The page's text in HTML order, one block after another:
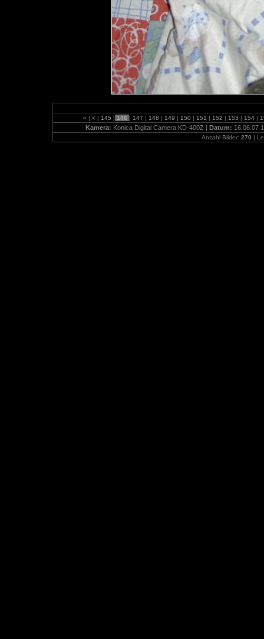
« | < | 145 | 146 | 147 | 148 | 149 | 150 | 151 | 152 | 153 | 154 |
Kamera: Konica Digital Camera KD-400Z | Datum: 16.06.07
Anzahl Bilder: 270 |